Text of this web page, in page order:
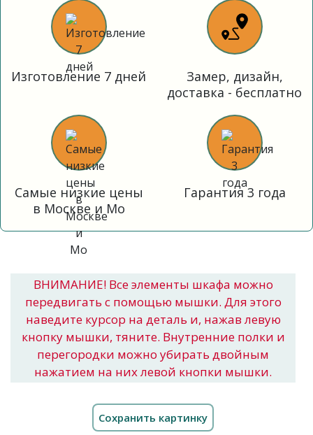
Изготовление 7 дней
Замер, дизайн,
доставка - бесплатно
Самые низкие цены
в Москве и Мо
Гарантия 3 года
ВНИМАНИЕ! Все элементы шкафа можно
передвигать с помощью мышки. Для этого
наведите курсор на деталь и, нажав левую
кнопку мышки, тяните. Внутренние полки и
перегородки можно убирать двойным
нажатием на них левой кнопки мышки.